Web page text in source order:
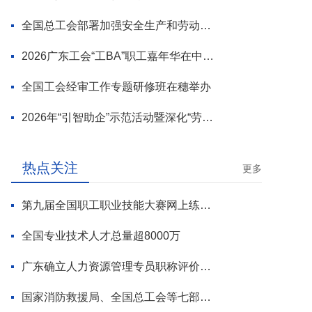
全国总工会部署加强安全生产和劳动保护工作
2026广东工会“工BA”职工嘉年华在中山举行
全国工会经审工作专题研修班在穗举办
2026年“引智助企”示范活动暨深化“劳模工匠进万企”专项行动启动
热点关注 更多
第九届全国职工职业技能大赛网上练兵正式启动
全国专业技术人才总量超8000万
广东确立人力资源管理专员职称评价标准
国家消防救援局、全国总工会等七部门联合部署 开展全民消防安全素质提升行动